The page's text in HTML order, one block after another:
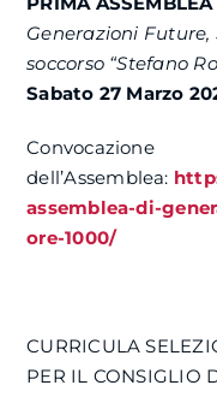
Generazioni
soccorso “Stefano
Sabato 27 Marzo
Convocazione
dell’Assemblea:
assemblea-di-
ore-1000/
CURRICULA
PER IL CONSIGLIO